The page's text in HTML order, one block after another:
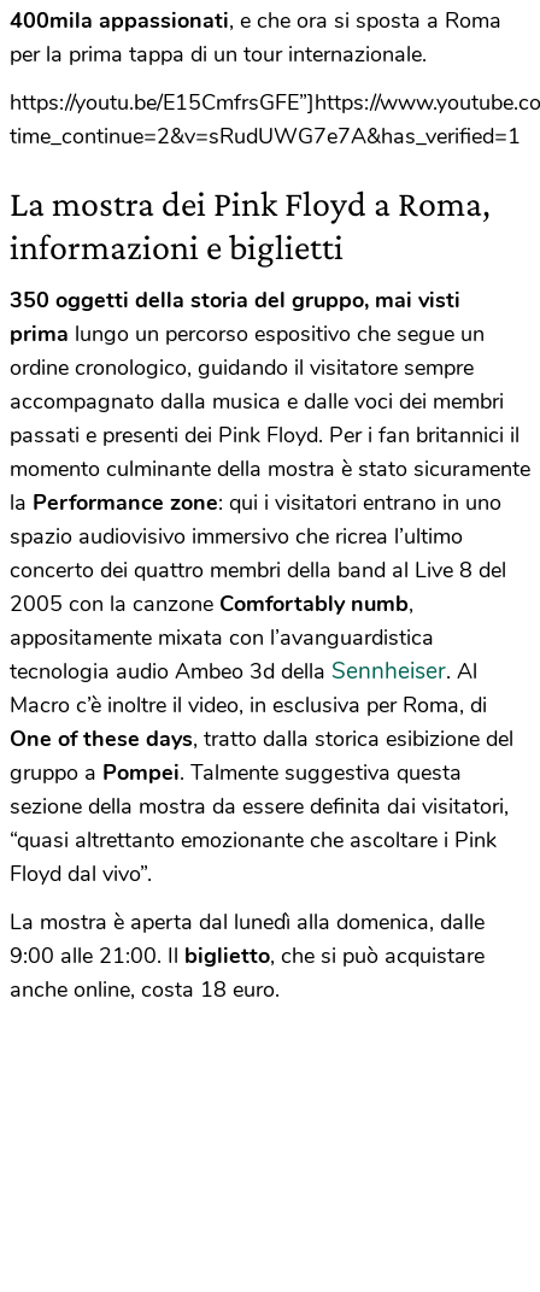
400mila appassionati, e che ora si sposta a Roma
per la prima tappa di un tour internazionale.
https://youtu.be/E15CmfrsGFE”]https://
time_continue=2&v=sRudUWG7e7A&has_verified=1
La mostra dei Pink Floyd a Roma,
informazioni e biglietti
350 oggetti della storia del gruppo, mai visti
prima lungo un percorso espositivo che segue un
ordine cronologico, guidando il visitatore sempre
accompagnato dalla musica e dalle voci dei membri
passati e presenti dei Pink Floyd. Per i fan britannici il
momento culminante della mostra è stato sicuramente
la Performance zone: qui i visitatori entrano in uno
spazio audiovisivo immersivo che ricrea l’ultimo
concerto dei quattro membri della band al Live 8 del
2005 con la canzone Comfortably numb,
appositamente mixata con l’avanguardistica
tecnologia audio Ambeo 3d della Sennheiser. Al
Macro c’è inoltre il video, in esclusiva per Roma, di
One of these days, tratto dalla storica esibizione del
gruppo a Pompei. Talmente suggestiva questa
sezione della mostra da essere definita dai visitatori,
“quasi altrettanto emozionante che ascoltare i Pink
Floyd dal vivo”.
La mostra è aperta dal lunedì alla domenica, dalle
9:00 alle 21:00. Il biglietto, che si può acquistare
anche online, costa 18 euro.